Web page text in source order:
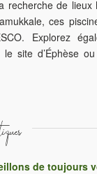
recherche de
ces
Explorez
site d’Éphèse
de toujours